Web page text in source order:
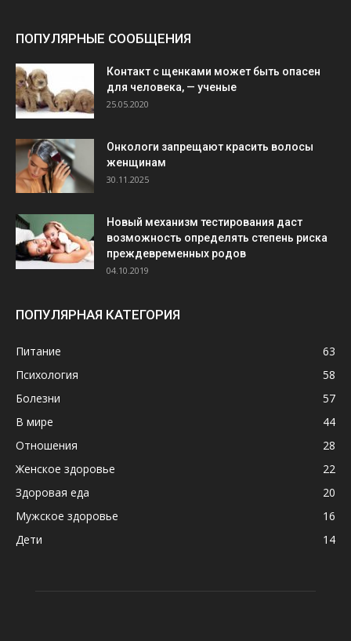
ПОПУЛЯРНЫЕ СООБЩЕНИЯ
Контакт с щенками может быть опасен
для человека, — ученые
25.05.2020
Онкологи запрещают красить волосы
женщинам
30.11.2025
Новый механизм тестирования даст
возможность определять степень риска
преждевременных родов
04.10.2019
ПОПУЛЯРНАЯ КАТЕГОРИЯ
Питание
63
Психология
58
Болезни
57
В мире
44
Отношения
28
Женское здоровье
22
Здоровая еда
20
Мужское здоровье
16
Дети
14